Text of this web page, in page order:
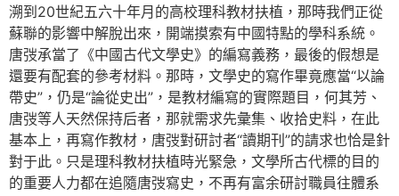
溯到20世紀五六十年月的高校理科教材扶植，那時我們正從
蘇聯的影響中解脫出來，開端摸索有中國特點的學科系統。
唐弢承當了《中國古代文學史》的編寫義務，最後的假想是
還要有配套的參考材料。那時，文學史的寫作畢竟應當“以論
帶史”，仍是“論從史出”，是教材編寫的實際題目，何其芳、
唐弢等人天然保持后者，那就需求先彙集、收拾史料，在此
基本上，再寫作教材，唐弢對研討者“讀期刊”的請求也恰是針
對于此。只是理科教材扶植時光緊急，文學所古代標的目的
的重要人力都在追隨唐弢寫史，不再有富余研討職員往體系